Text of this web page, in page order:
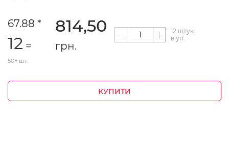
67.88 *
12 =
814,50
грн.
12 штук
в уп.
50+ шт.
КУПИТИ